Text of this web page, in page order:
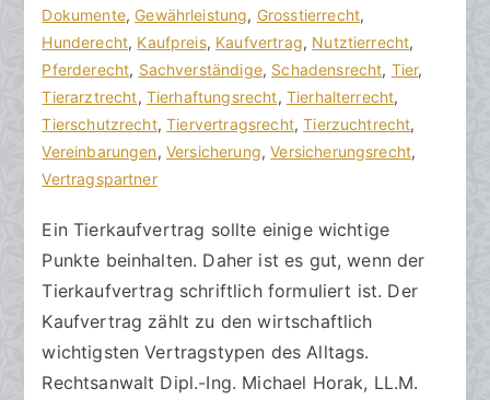
h
t
s
a
n
w
ä
t
e
f
f
e
n
t
l
i
h
t
a
m
Dokumente, Gewährleistung, Grosstierrecht,
Hunderecht, Kaufpreis, Kaufvertrag, Nutztierrecht,
Pferderecht, Sachverständige, Schadensrecht, Tier,
Tierarztrecht, Tierhaftungsrecht, Tierhalterrecht,
Tierschutzrecht,Tiervertragsrecht,Tierzuchtrecht,
Vereinbarungen, Versicherung,Versicherungsrecht,
Vertragspartner
t
a
r
e
zu
Kaufvertrag
beim
gestalten
Ein Tierkaufvertrag sollte einige wichtige
Punkte beinhalten. Daher ist es gut, wenn der
Tierkaufvertrag schriftlich formuliert ist. Der
Kaufvertrag zählt zu den wirtschaftlich
wichtigsten Vertragstypen des Alltags.
Rechtsanwalt Dipl.-Ing. Michael Horak, LL.M.